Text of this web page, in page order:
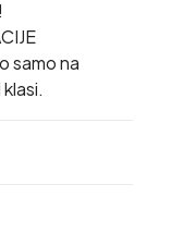
samo na